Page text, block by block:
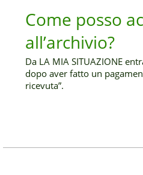
Come posso
all’archivio?
Da LA MIA SITUAZIONE
dopo aver fatto un
ricevuta”.